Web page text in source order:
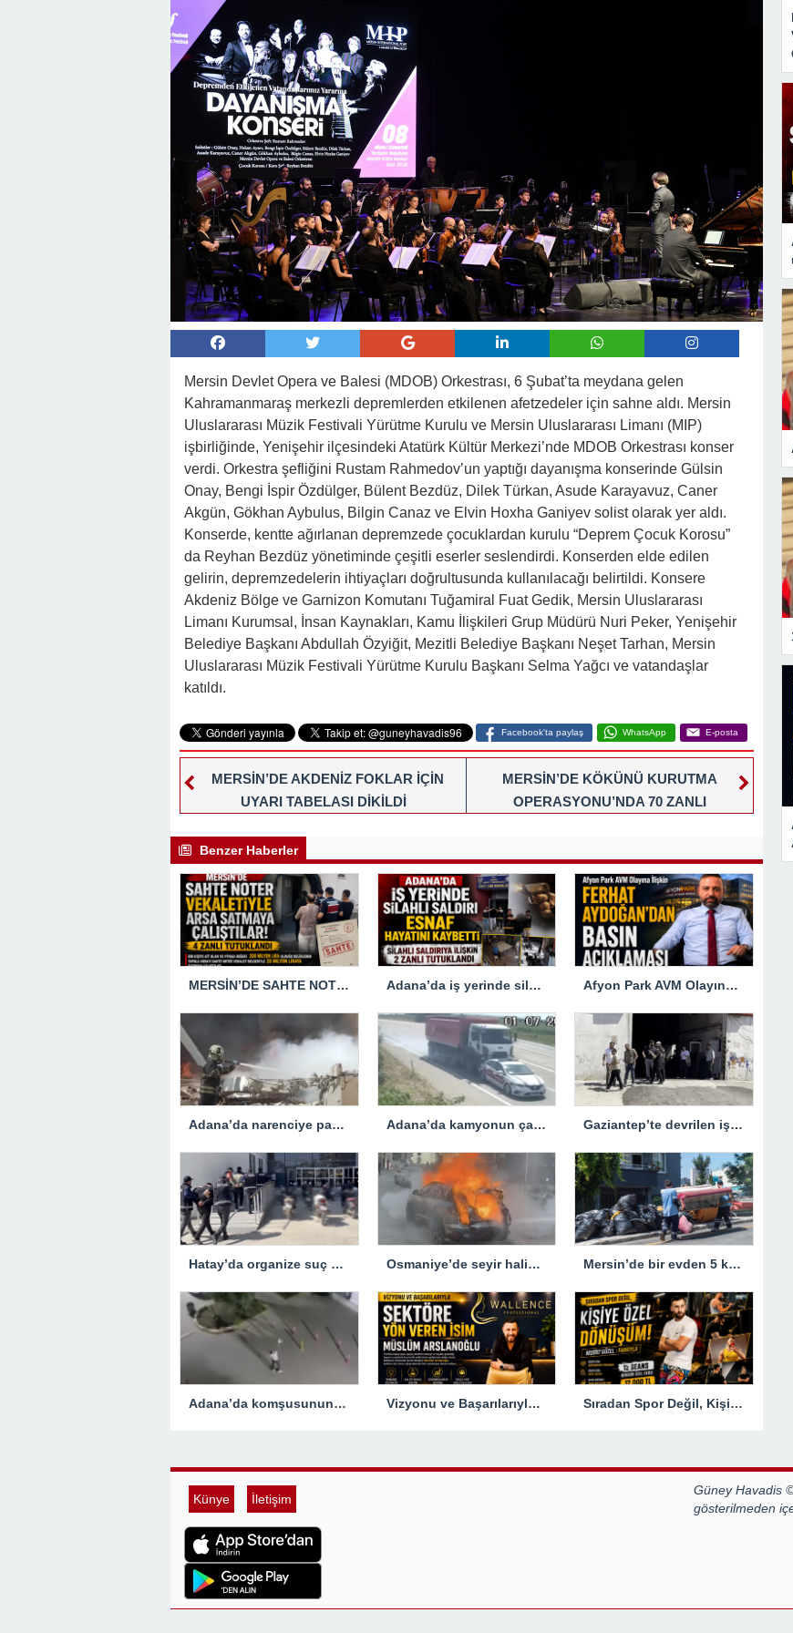
Mersin Devlet Opera ve Balesi (MDOB) Orkestrası, 6 Şubat’ta meydana gelen
Kahramanmaraş merkezli depremlerden etkilenen afetzedeler için sahne aldı. Mersin
Uluslararası Müzik Festivali Yürütme Kurulu ve Mersin Uluslararası Limanı (MIP)
işbirliğinde, Yenişehir ilçesindeki Atatürk Kültür Merkezi’nde MDOB Orkestrası konser
verdi. Orkestra şefliğini Rustam Rahmedov’un yaptığı dayanışma konserinde Gülsin
Onay, Bengi İspir Özdülger, Bülent Bezdüz, Dilek Türkan, Asude Karayavuz, Caner
Akgün, Gökhan Aybulus, Bilgin Canaz ve Elvin Hoxha Ganiyev solist olarak yer aldı.
Konserde, kentte ağırlanan depremzede çocuklardan kurulu “Deprem Çocuk Korosu”
da Reyhan Bezdüz yönetiminde çeşitli eserler seslendirdi. Konserden elde edilen
gelirin, depremzedelerin ihtiyaçları doğrultusunda kullanılacağı belirtildi. Konsere
Akdeniz Bölge ve Garnizon Komutanı Tuğamiral Fuat Gedik, Mersin Uluslararası
Limanı Kurumsal, İnsan Kaynakları, Kamu İlişkileri Grup Müdürü Nuri Peker, Yenişehir
Belediye Başkanı Abdullah Özyiğit, Mezitli Belediye Başkanı Neşet Tarhan, Mersin
Uluslararası Müzik Festivali Yürütme Kurulu Başkanı Selma Yağcı ve vatandaşlar
katıldı.
Facebook'ta paylaş WhatsApp E-posta
MERSİN’DE AKDENİZ FOKLAR İÇİN
UYARI TABELASI DİKİLDİ
MERSİN’DE KÖKÜNÜ KURUTMA
OPERASYONU’NDA 70 ZANLI
Benzer Haberler
MERSİN’DE SAHTE NOTER VEKALETİULE ARSA SATMAYA ÇALIŞTIRLAR Adana’da iş yerinde silahlı saldırıya uğrayan esnaf hayatını kaybetti Afyon Park AVM Olayına İlişkin Ferhat Aydoğan’dan Basın Açıklaması
Adana’da narenciye paketleme fabrikasında çıkan yangın kontrol altına alındı Adana’da kamyonun çarptığı jandarma trafik aracındaki bir personel yaralandı Gaziantep’te devrilen iş makinesinin altında kalan kişi hayatını kaybetti
Hatay’da organize suç örgütüne yönelik operasyon… 5 zanlı tutuklandı Osmaniye’de seyir halindeyken yanan otomobil kullanılamaz hale geldi Mersin’de bir evden 5 kamyon çöp çıkarıldı
Adana’da komşusunun evine tabancayla ateş açan zanlı tutuklandı Vizyonu ve Başarılarıyla Sektöre Yön Veren İsim: Müslüm Arslanoğlu Sıradan Spor Değil, Kişiye Özel Dönüşüm! Murat Güzel Farkıyla
Künye İletişim
Güney Havadis
gösterilmeden